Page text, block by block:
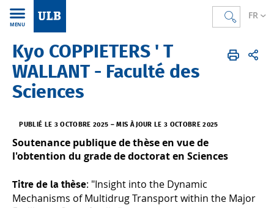
FR
MENU
Accueil FR La Recherche Devenir chercheur, chercheuse
Kyo COPPIETERS ' T
WALLANT - Faculté des
Sciences
PUBLIÉ LE 3 OCTOBRE 2025 – MIS À JOUR LE 3 OCTOBRE 2025
Soutenance publique de thèse en vue de
l'obtention du grade de doctorat en Sciences
Titre de la thèse: "Insight into the Dynamic
Mechanisms of Multidrug Transport within the Major